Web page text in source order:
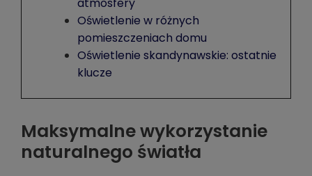
Oświetlenie w różnych
pomieszczeniach domu
Oświetlenie skandynawskie: ostatnie
klucze
Maksymalne wykorzystanie
naturalnego światła